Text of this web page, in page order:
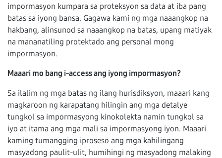
impormasyon kumpara sa proteksyon sa data at iba pang
batas sa iyong bansa. Gagawa kami ng mga naaangkop na
hakbang, alinsunod sa naaangkop na batas, upang matiyak
na mananatiling protektado ang personal mong
impormasyon.
Maaari mo bang i-access ang iyong impormasyon?
Sa ilalim ng mga batas ng ilang hurisdiksyon, maaari kang
magkaroon ng karapatang hilingin ang mga detalye
tungkol sa impormasyong kinokolekta namin tungkol sa
iyo at itama ang mga mali sa impormasyong iyon. Maaari
kaming tumangging iproseso ang mga kahilingang
masyadong paulit-ulit, humihingi ng masyadong malaking